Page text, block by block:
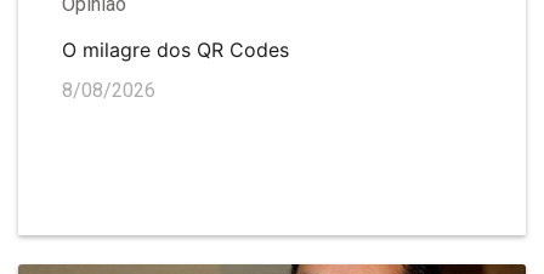
O milagre dos QR Codes
8/08/2026